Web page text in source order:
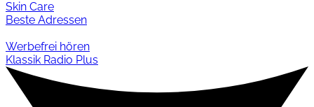
Skin Care
Beste Adressen
Werbefrei hören
Klassik Radio Plus